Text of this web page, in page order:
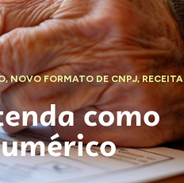
,NOVO FORMATO DE CNPJ,RECEITA
como